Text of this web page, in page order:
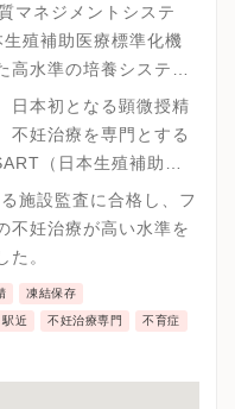
マネジメントシステ
殖補助医療標準化機
水準の培養システム
まま体外受精や顕微授
日本初となる顕微授精
不妊治療を専門とする
（日本生殖補助医
を５年ほど歴任されて
施設監査に合格し、フ
不妊治療が高い水準を
た。
凍結保存
駅近 不妊治療専門 不育症